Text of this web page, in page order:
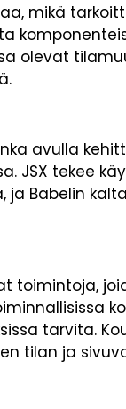
mikä
olevat
avulla
JSX tekee
Babelin
toimintoja,
tarvita.
tilan ja